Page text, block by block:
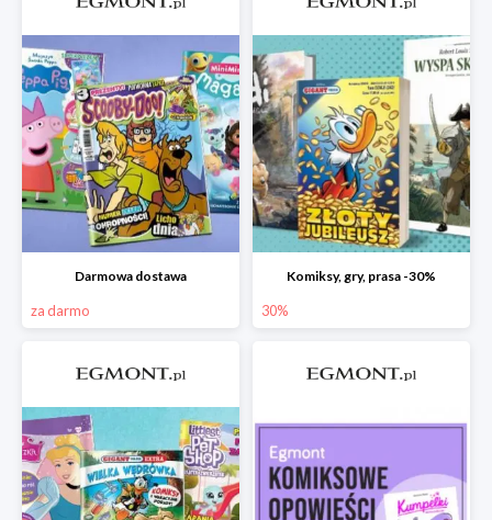
Darmowa dostawa
za darmo
Komiksy, gry, prasa -30%
30%